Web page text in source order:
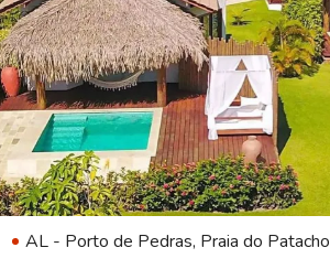
AL - Porto de Pedras, Praia do Patacho